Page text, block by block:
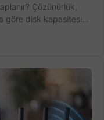
Çözünürlük,
göre disk kapasitesini